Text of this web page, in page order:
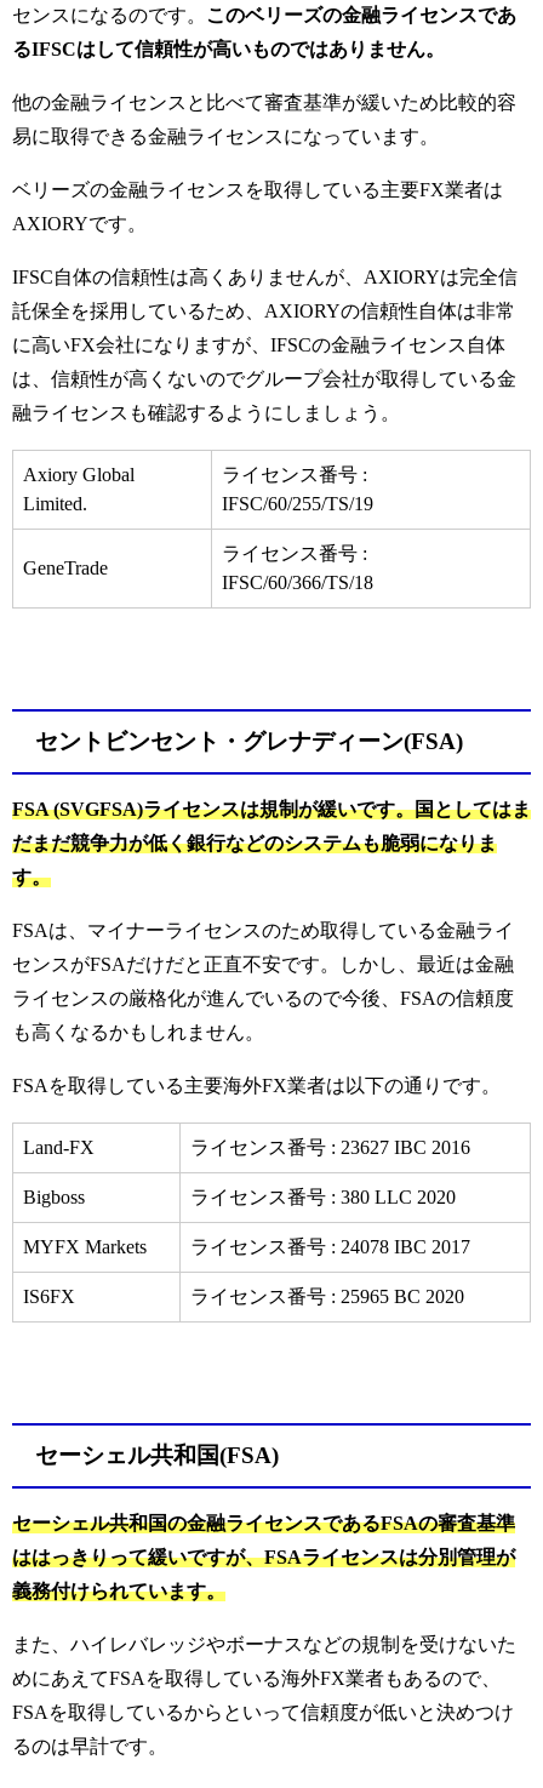
センスになるのです。 このベリーズの金融ライセンスであ
るIFSCはして信頼性が高いものではありません。
他の金融ライセンスと比べて審査基準が緩いため比較的容
易に取得できる金融ライセンスになっています。
ベリーズの金融ライセンスを取得している主要FX業者は
AXIORYです。
IFSC自体の信頼性は高くありませんが、AXIORYは完全信
託保全を採用しているため、AXIORYの信頼性自体は非常
に高いFX会社になりますが、 IFSCの金融ライセンス自体
は、信頼性が高くないのでグループ会社が取得している金
融ライセンスも確認するようにしましょう。
Axiory Global
Limited.
ライセンス番号 :
IFSC/60/255/TS/19
GeneTrade
ライセンス番号 :
IFSC/60/366/TS/18
セントビンセント・グレナディーン(FSA)
FSA (SVGFSA)ライセンスは規制が緩いです。国としてはま
だまだ競争力が低く銀行などのシステムも脆弱になりま
す。
FSAは、マイナーライセンスのため取得している金融ライ
センスがFSAだけだと正直不安です。
しかし、最近は金融
ライセンスの厳格化が進んでいるので今後、FSAの信頼度
も高くなるかもしれません。
FSAを取得している主要海外FX業者は以下の通りです。
Land-FX ライセンス番号 : 23627 IBC 2016
Bigboss ライセンス番号 : 380 LLC 2020
MYFX Markets ライセンス番号 : 24078 IBC 2017
IS6FX ライセンス番号 : 25965 BC 2020
セーシェル共和国(FSA)
セーシェル共和国の金融ライセンスであるFSAの審査基準
ははっきりって緩いですが、FSAライセンスは分別管理が
義務付けられています。
また、ハイレバレッジやボーナスなどの規制を受けないた
めにあえてFSAを取得している海外FX業者もあるので、
FSAを取得しているからといって信頼度が低いと決めつけ
るのは早計です。